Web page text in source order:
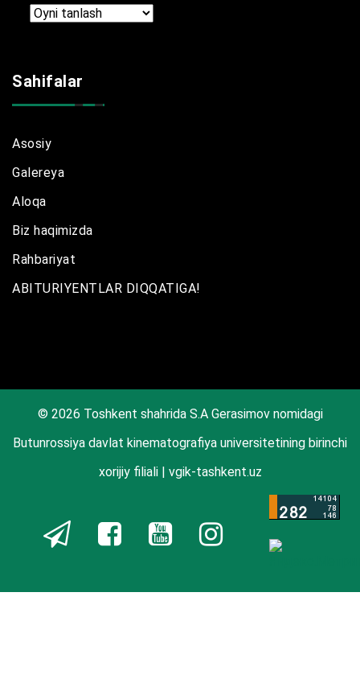
Arxir
Sahifalar
Asosiy
Galereya
Aloqa
Biz haqimizda
Rahbariyat
ABITURIYENTLAR DIQQATIGA!
© 2026 Toshkent shahrida S.A Gerasimov nomidagi
Butunrossiya davlat kinematografiya universitetining birinchi
xorijiy filiali | vgik-tashkent.uz